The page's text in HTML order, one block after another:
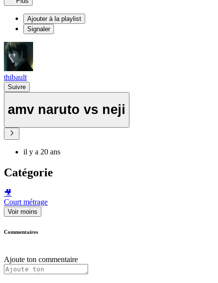
Ajouter à la playlist
Signaler
thibault
Suivre
amv naruto vs neji
il y a 20 ans
Catégorie
🎥
Court métrage
Voir moins
Commentaires
Ajoute ton commentaire